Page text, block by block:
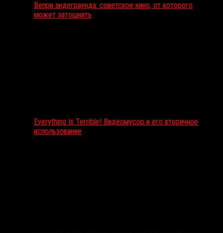
Вепри андеграунда: советское кино, от которого
может затошнить
Everything Is Terrible! Видеомусор и его вторичное
использование